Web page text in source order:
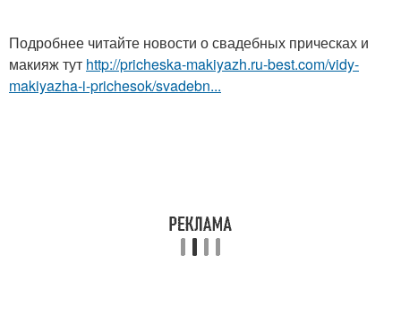
Подробнее читайте новости о свадебных прическах и
макияж тут http://pricheska-makiyazh.ru-best.com/vidy-
makiyazha-i-prichesok/svadebn...